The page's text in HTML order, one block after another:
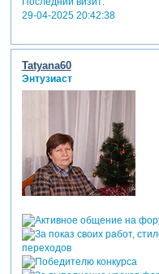
29-04-2025 20:42:38
Tatyana60
Энтузиаст